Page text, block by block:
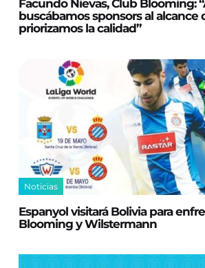
Facundo Nievas, Club Blooming:
buscábamos sponsors al alcance
priorizamos la calidad”
Noticias
Espanyol visitará Bolivia para
Blooming y Wilstermann